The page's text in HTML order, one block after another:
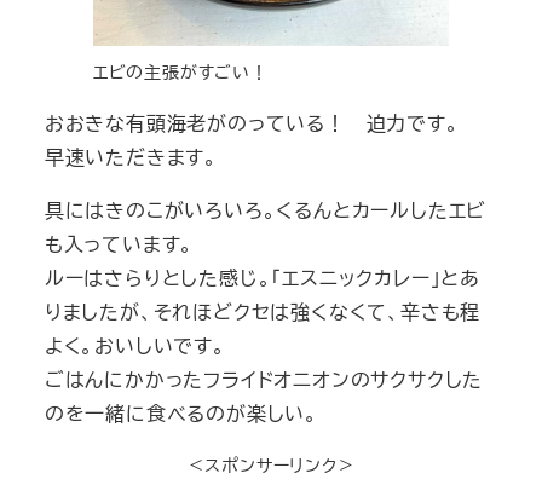
エビの主張がすごい！
おおきな有頭海老がのっている！ 迫力です。
早速いただきます。
具にはきのこがいろいろ。くるんとカールしたエビ
も入っています。
ルーはさらりとした感じ。「エスニックカレー」とあ
りましたが、それほどクセは強くなくて、辛さも程
よく。おいしいです。
ごはんにかかったフライドオニオンのサクサクした
のを一緒に食べるのが楽しい。
＜スポンサーリンク＞